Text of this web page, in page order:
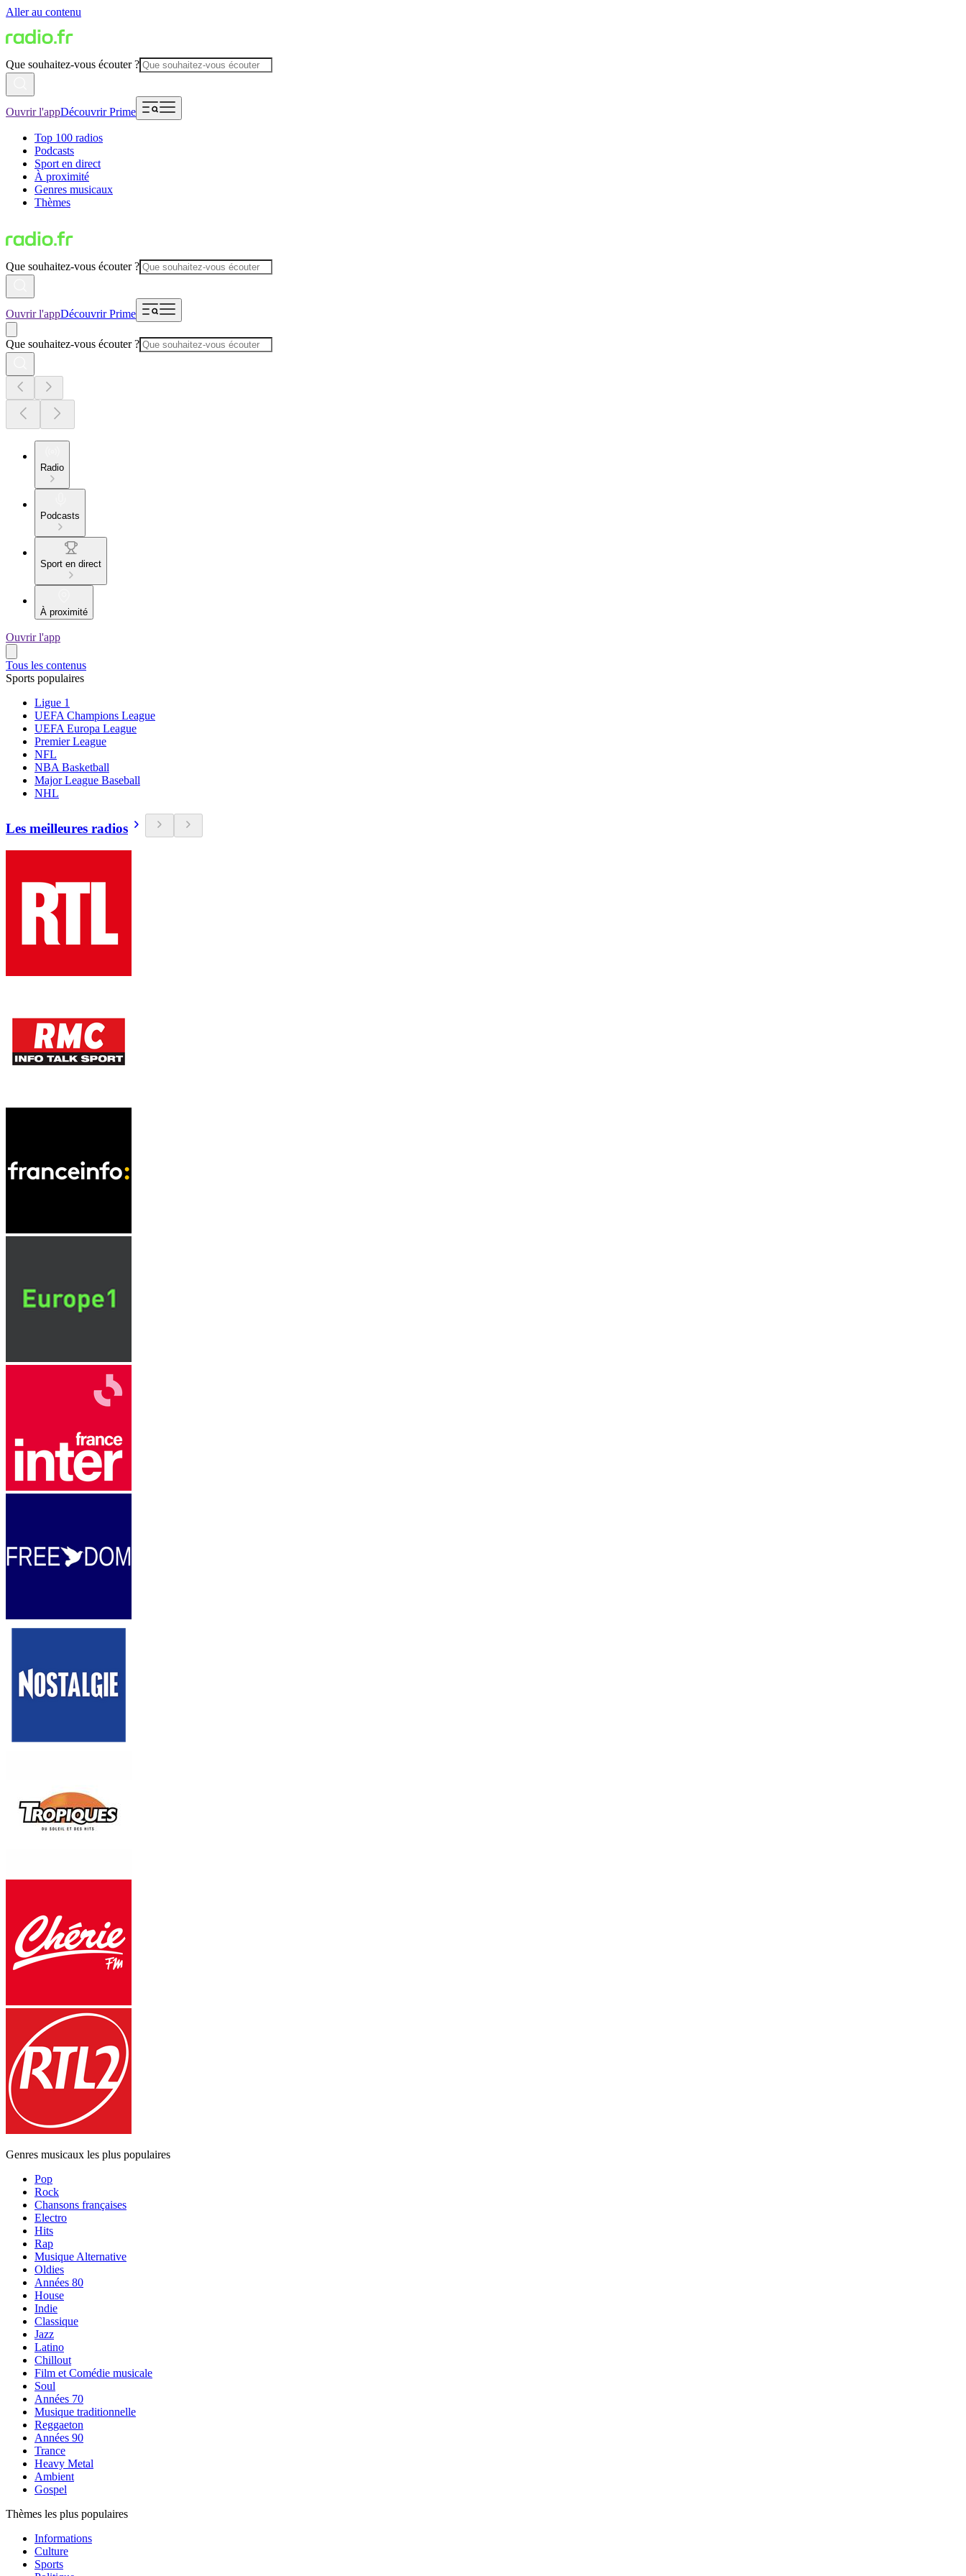
Aller au contenu
Que souhaitez-vous écouter ?
Ouvrir l'appDécouvrir Prime
Top 100 radios
Podcasts
Sport en direct
À proximité
Genres musicaux
Thèmes
Que souhaitez-vous écouter ?
Ouvrir l'appDécouvrir Prime
Que souhaitez-vous écouter ?
Radio
Podcasts
Sport en direct
À proximité
Ouvrir l'app
Tous les contenus
Sports populaires
Ligue 1
UEFA Champions League
UEFA Europa League
Premier League
NFL
NBA Basketball
Major League Baseball
NHL
Les meilleures radios
Genres musicaux les plus populaires
Pop
Rock
Chansons françaises
Electro
Hits
Rap
Musique Alternative
Oldies
Années 80
House
Indie
Classique
Jazz
Latino
Chillout
Film et Comédie musicale
Soul
Années 70
Musique traditionnelle
Reggaeton
Années 90
Trance
Heavy Metal
Ambient
Gospel
Thèmes les plus populaires
Informations
Culture
Sports